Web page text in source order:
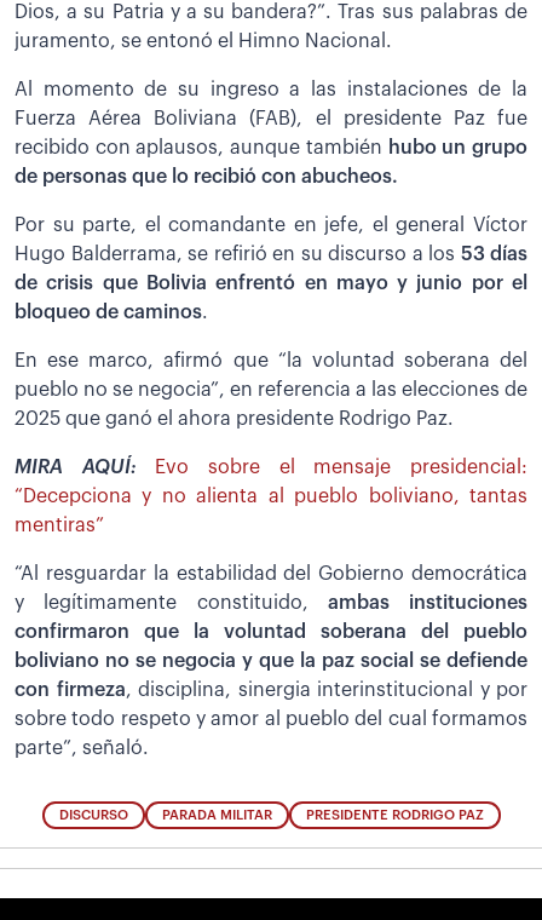
Dios, a su Patria y a su bandera?”. Tras sus palabras de
juramento, se entonó el Himno Nacional.
Al momento de su ingreso a las instalaciones de la
Fuerza Aérea Boliviana (FAB), el presidente Paz fue
recibido con aplausos, aunque también hubo un grupo
de personas que lo recibió con abucheos.
Por su parte, el comandante en jefe, el general Víctor
Hugo Balderrama, se refirió en su discurso a los 53 días
de crisis que Bolivia enfrentó en mayo y junio por el
bloqueo de caminos.
En ese marco, afirmó que “la voluntad soberana del
pueblo no se negocia”, en referencia a las elecciones de
2025 que ganó el ahora presidente Rodrigo Paz.
MIRA AQUÍ:
Evo sobre el mensaje presidencial:
“Decepciona y no alienta al pueblo boliviano, tantas
mentiras”
“Al resguardar la estabilidad del Gobierno democrática
y legítimamente constituido, ambas instituciones
confirmaron que la voluntad soberana del pueblo
boliviano no se negocia y que la paz social se defiende
con firmeza, disciplina, sinergia interinstitucional y por
sobre todo respeto y amor al pueblo del cual formamos
parte”, señaló.
DISCURSO PARADA MILITAR PRESIDENTE RODRIGO PAZ